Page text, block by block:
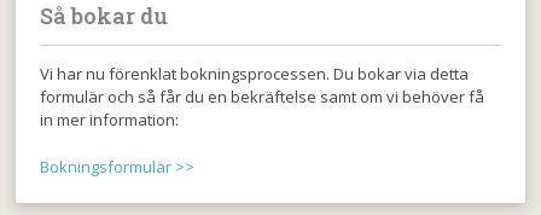
Så bokar du
Vi har nu förenklat bokningsprocessen. Du bokar via detta
formulär och så får du en bekräftelse samt om vi behöver få
in mer information:
Bokningsformulär >>